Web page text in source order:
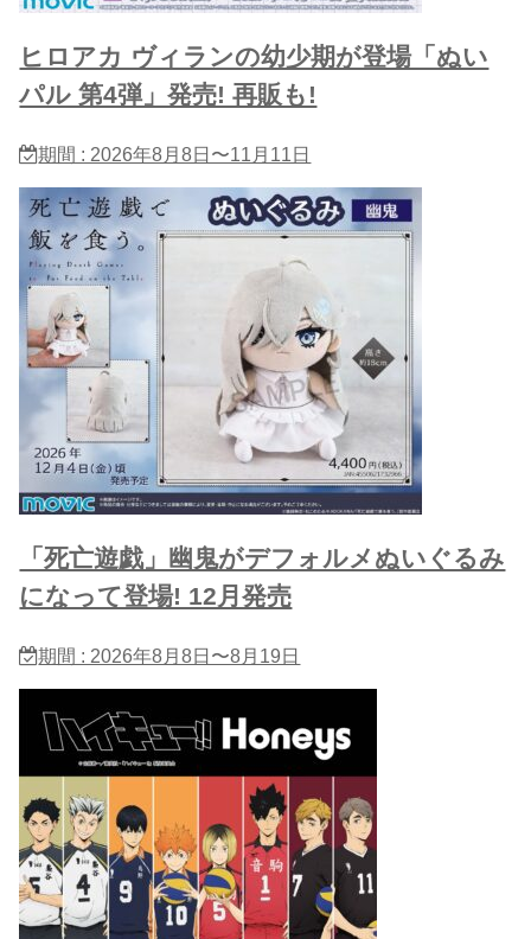
ヒロアカ ヴィランの幼少期が登場「ぬい
パル 第4弾」発売! 再販も!
期間 : 2026年8月8日〜11月11日
「死亡遊戯」幽鬼がデフォルメぬいぐるみ
になって登場! 12月発売
期間 : 2026年8月8日〜8月19日